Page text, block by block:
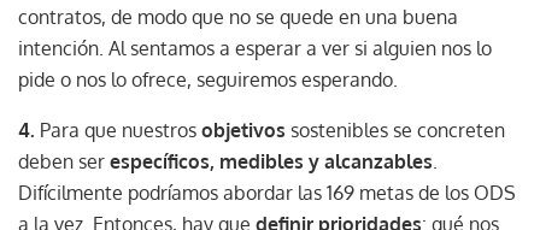
contratos, de modo que no se quede en una buena
intención. Al sentamos a esperar a ver si alguien nos lo
pide o nos lo ofrece, seguiremos esperando.
4. Para que nuestros objetivos sostenibles se concreten
deben ser específicos, medibles y alcanzables.
Difícilmente podríamos abordar las 169 metas de los ODS
a la vez. Entonces, hay que definir prioridades: qué nos